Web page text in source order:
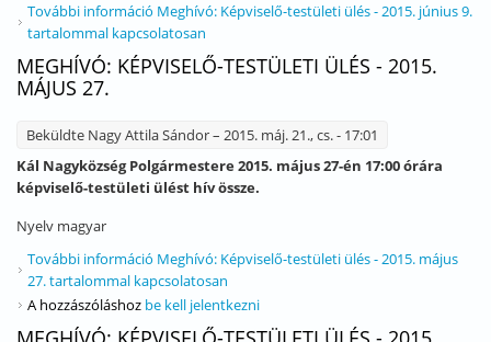
További információ Meghívó: Képviselő-testületi ülés - 2015. június 9.
tartalommal kapcsolatosan
MEGHÍVÓ: KÉPVISELŐ-TESTÜLETI ÜLÉS - 2015.
MÁJUS 27.
Beküldte Nagy Attila Sándor– 2015. máj. 21., cs. - 17:01
Kál Nagyközség Polgármestere 2015. május 27-én 17:00 órára
képviselő-testületi ülést hív össze.
Nyelv magyar
További információ Meghívó: Képviselő-testületi ülés - 2015. május
27. tartalommal kapcsolatosan
A hozzászóláshoz be kell jelentkezni